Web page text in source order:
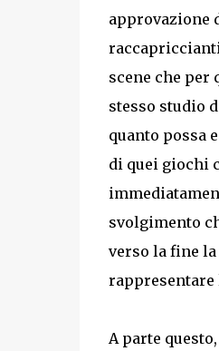
approvazione
scene che per
stesso studio
quanto possa
di quei giochi
svolgimento
verso la fine la
rappresentare
A parte